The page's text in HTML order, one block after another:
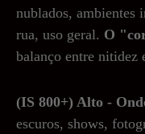
nublados, ambientes
rua, uso geral. O
balanço entre nitidez
(IS 800+) Alto -
escuros, shows,